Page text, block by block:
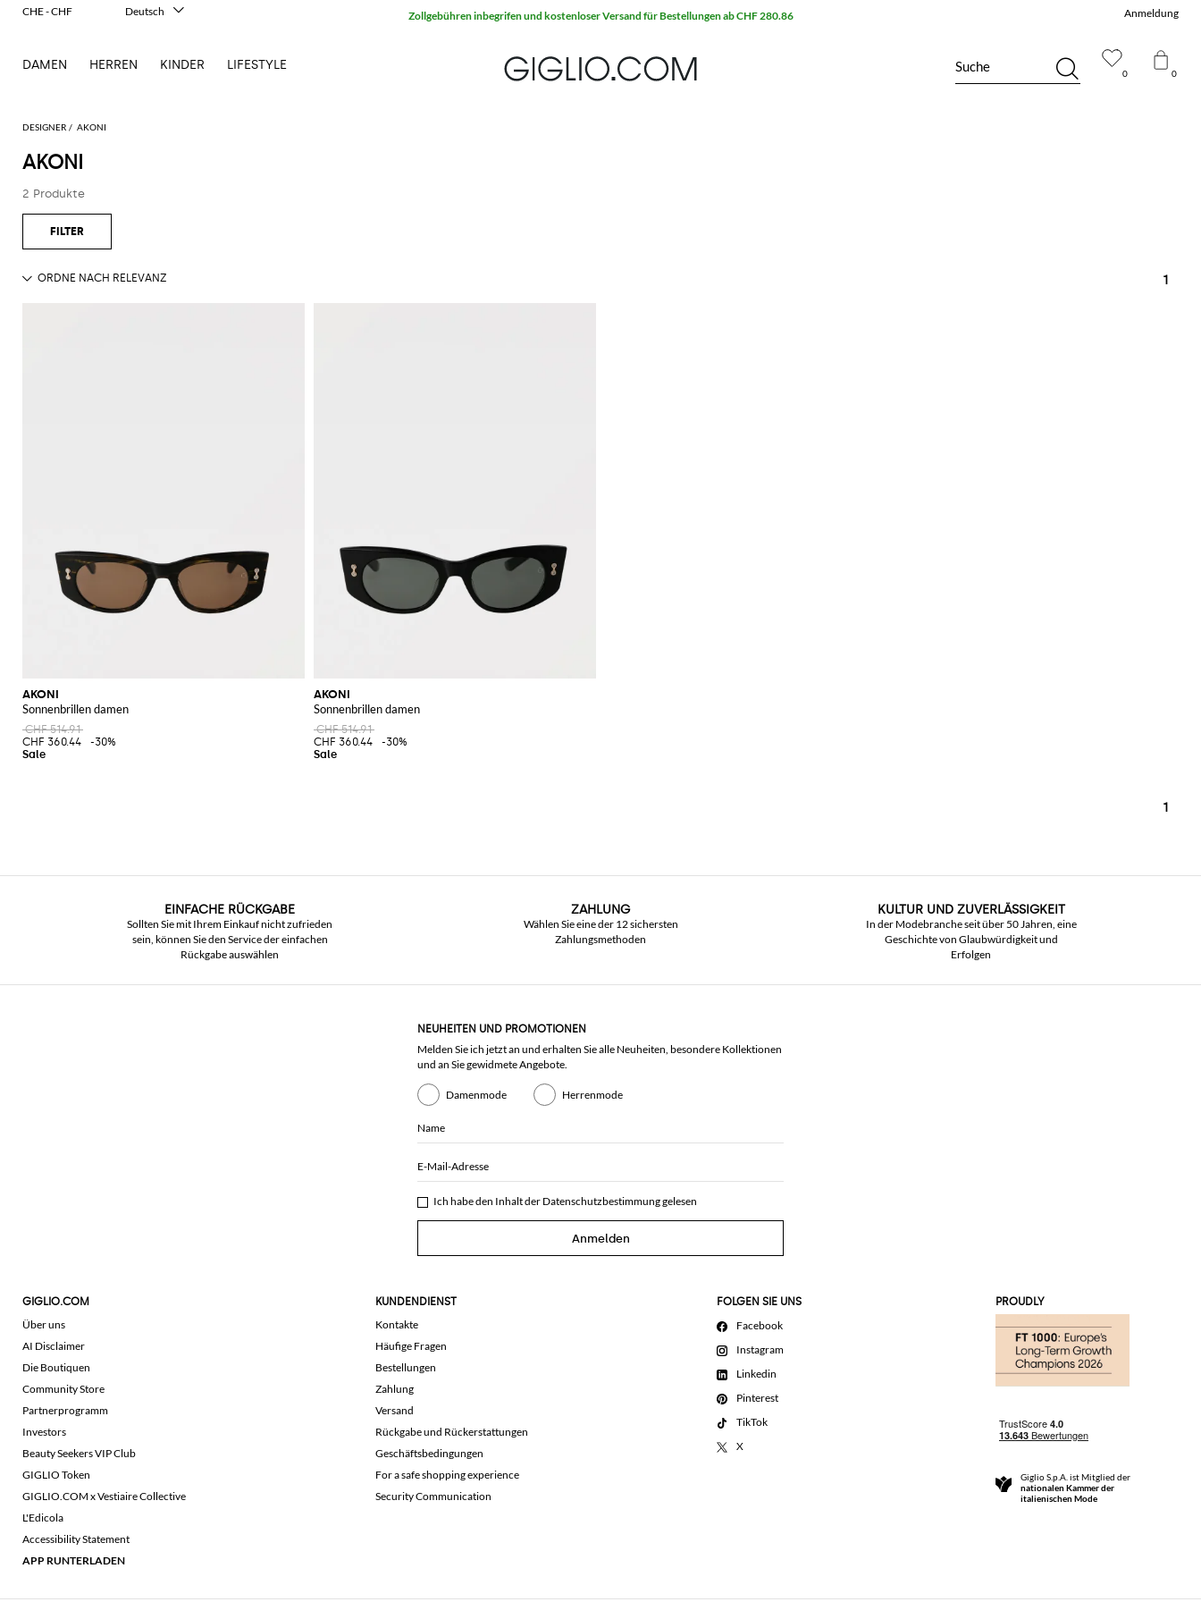
DESIGNER AKONI
AKONI
2 Produkte
1
AKONI
Sonnenbrillen damen
CHF 514.91
CHF 360.44
-30%
AKONI
Sonnenbrillen damen
CHF 514.91
CHF 360.44
-30%
1
0 0
Suche
Anmeldung
DAMEN HERREN KINDER LIFESTYLE
Zollgebühren inbegrifen und kostenloser Versand für Bestellungen ab CHF 280.86
CHE - CHF
Deutsch
Français
EINFACHE RÜCKGABE
Sollten Sie mit Ihrem Einkauf nicht zufrieden
sein, können Sie den Service der einfachen
Rückgabe auswählen
ZAHLUNG
Wählen Sie eine der 12 sichersten
Zahlungsmethoden
KULTUR UND ZUVERLÄSSIGKEIT
In der Modebranche seit über 50 Jahren, eine
Geschichte von Glaubwürdigkeit und
Erfolgen
NEUHEITEN UND PROMOTIONEN
Melden Sie ich jetzt an und erhalten Sie alle Neuheiten, besondere Kollektionen
und an Sie gewidmete Angebote.
Damenmode Herrenmode
Name
E-Mail-Adresse
Ich habe den Inhalt der Datenschutzbestimmunggelesen
Anmelden
GIGLIO.COM
Über uns
AI Disclaimer
Die Boutiquen
Community Store
Partnerprogramm
Investors
Beauty Seekers VIP Club
GIGLIO Token
GIGLIO.COM x Vestiaire Collective
L'Edicola
Accessibility Statement
APP RUNTERLADEN
KUNDENDIENST
Kontakte
Häufige Fragen
Bestellungen
Zahlung
Versand
Rückgabe und Rückerstattungen
Geschäftsbedingungen
For a safe shopping experience
Security Communication
FOLGEN SIE UNS
Facebook
Instagram
Linkedin
Pinterest
TikTok
X
PROUDLY
Giglio S.p.A. ist Mitglied der
nationalen Kammer der
italienischen Mode